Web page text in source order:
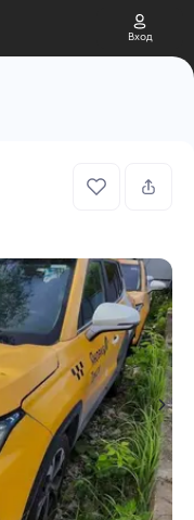
Вход